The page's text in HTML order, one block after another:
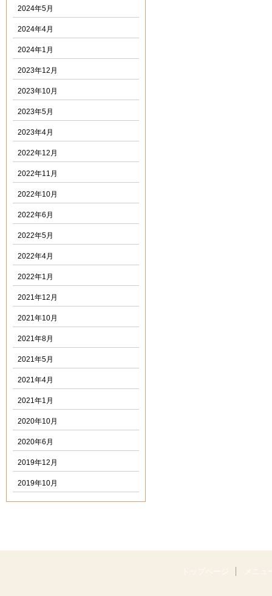
2024年5月
2024年4月
2024年1月
2023年12月
2023年10月
2023年5月
2023年4月
2022年12月
2022年11月
2022年10月
2022年6月
2022年5月
2022年4月
2022年1月
2021年12月
2021年10月
2021年8月
2021年5月
2021年4月
2021年1月
2020年10月
2020年6月
2019年12月
2019年10月
トップページ メニュ